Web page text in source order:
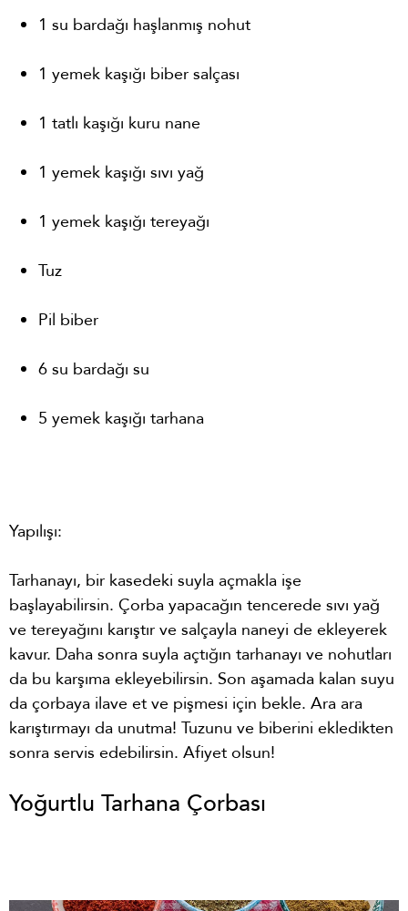
1 su bardağı haşlanmış nohut
1 yemek kaşığı biber salçası
1 tatlı kaşığı kuru nane
1 yemek kaşığı sıvı yağ
1 yemek kaşığı tereyağı
Tuz
Pil biber
6 su bardağı su
5 yemek kaşığı tarhana
Yapılışı:
Tarhanayı, bir kasedeki suyla açmakla işe
başlayabilirsin. Çorba yapacağın tencerede sıvı yağ
ve tereyağını karıştır ve salçayla naneyi de ekleyerek
kavur. Daha sonra suyla açtığın tarhanayı ve nohutları
da bu karşıma ekleyebilirsin. Son aşamada kalan suyu
da çorbaya ilave et ve pişmesi için bekle. Ara ara
karıştırmayı da unutma! Tuzunu ve biberini ekledikten
sonra servis edebilirsin. Afiyet olsun!
Yoğurtlu Tarhana Çorbası